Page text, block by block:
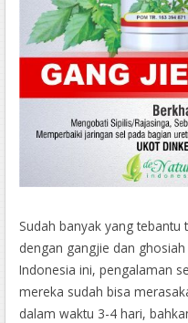
Sudah banyak yang
dengan gangjie dan
Indonesia ini, pengalaman
mereka sudah bisa
dalam waktu 3-4 hari,